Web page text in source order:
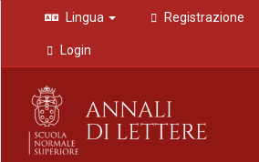
Navigazione
principale
Contenuto
principale
Barra
laterale
Lingua Registrazione
Login